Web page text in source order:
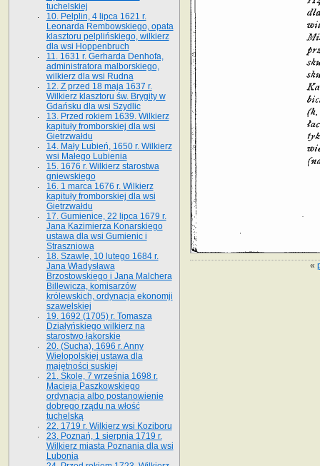
«
tuchelskiej
10. Pelplin, 4 lipca 1621 r.
Leonarda Rembowskiego, opata
klasztoru pelplińskiego, wilkierz
dla wsi Hoppenbruch
11. 1631 r. Gerharda Denhofa,
administratora malborskiego,
wilkierz dla wsi Rudna
12. Z przed 18 maja 1637 r.
Wilkierz klasztoru św. Brygity w
Gdańsku dla wsi Szydlic
13. Przed rokiem 1639. Wilkierz
kapituły fromborskiej dla wsi
Gietrzwałdu
14. Mały Lubień, 1650 r. Wilkierz
wsi Małego Lubienia
15. 1676 r. Wilkierz starostwa
gniewskiego
16. 1 marca 1676 r. Wilkierz
kapituły fromborskiej dla wsi
Gietrzwałdu
17. Gumienice, 22 lipca 1679 r.
Jana Kazimierza Konarskiego
ustawa dla wsi Gumienic i
Straszniowa
18. Szawle, 10 lutego 1684 r.
Jana Władysława
Brzostowskiego i Jana Malchera
Billewicza, komisarzów
królewskich, ordynacja ekonomji
szawelskiej
19. 1692 (1705) r. Tomasza
Działyńskiego wilkierz na
starostwo łąkorskie
20. (Sucha), 1696 r. Anny
Wielopolskiej ustawa dla
majętności suskiej
21. Skole, 7 września 1698 r.
Macieja Paszkowskiego
ordynacja albo postanowienie
dobrego rządu na włość
tuchelską
22. 1719 r. Wilkierz wsi Koziboru
23. Poznań, 1 sierpnia 1719 r.
Wilkierz miasta Poznania dla wsi
Lubonia